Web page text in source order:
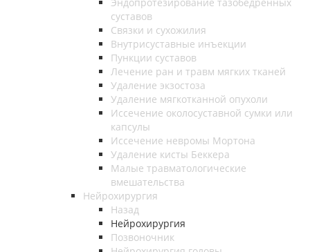
суставов
Связки и сухожилия
Внутрисуставные инъекции
Пункции суставов
Лечение ран и травм мягких тканей
Удаление экзостоза
Удаление мягкотканной опухоли
Иссечение околосуставной сумки или
капсулы
Иссечение невромы Мортона
Удаление кисты Беккера
Малые травматологические
вмешательства
Нейрохирургия
Назад
Нейрохирургия
Позвоночник